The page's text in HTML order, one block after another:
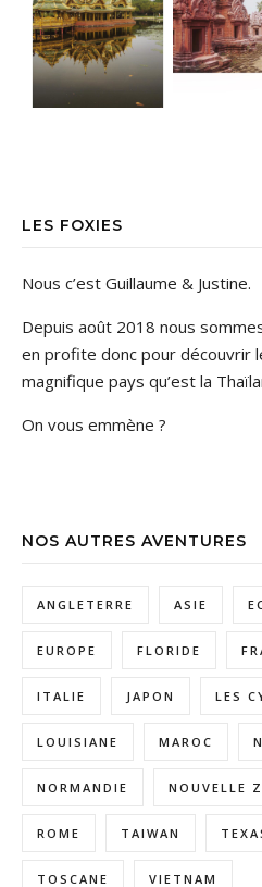
LES FOXIES
Nous c’est Guillaume & Justine.
Depuis août 2018 nous
en profite donc pour découvrir
magnifique pays qu’est la
On vous emmène ?
NOS AUTRES AVENTURES
ANGLETERRE ASIE
EUROPE FLORIDE
ITALIE JAPON LES
LOUISIANE MAROC
NORMANDIE NOUVELLE
ROME TAIWAN
TOSCANE VIETNAM